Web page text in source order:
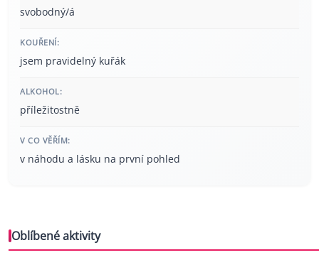
svobodný/á
KOUŘENÍ:
jsem pravidelný kuřák
ALKOHOL:
příležitostně
V CO VĚŘÍM:
v náhodu a lásku na první pohled
Oblíbené aktivity